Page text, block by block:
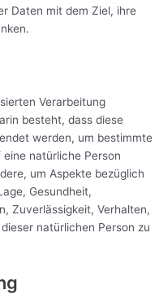
Daten mit dem Ziel, ihre
Verarbeitung
besteht, dass diese
werden, um bestimmte
natürliche Person
um Aspekte bezüglich
Gesundheit,
Zuverlässigkeit, Verhalten,
natürlichen Person zu